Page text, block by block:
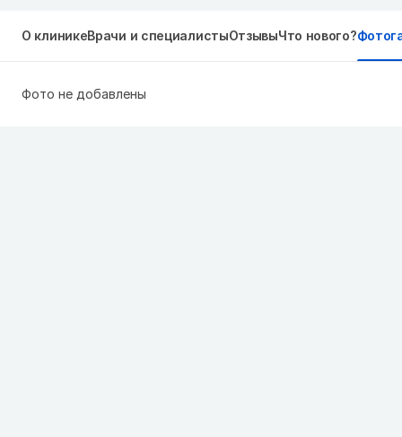
О клиникеВрачи и специалистыОтзывыЧто нового?
Фото не добавлены